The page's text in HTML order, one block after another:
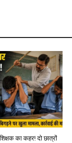
का कहर! दो छात्रों